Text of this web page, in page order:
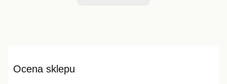
Ocena sklepu